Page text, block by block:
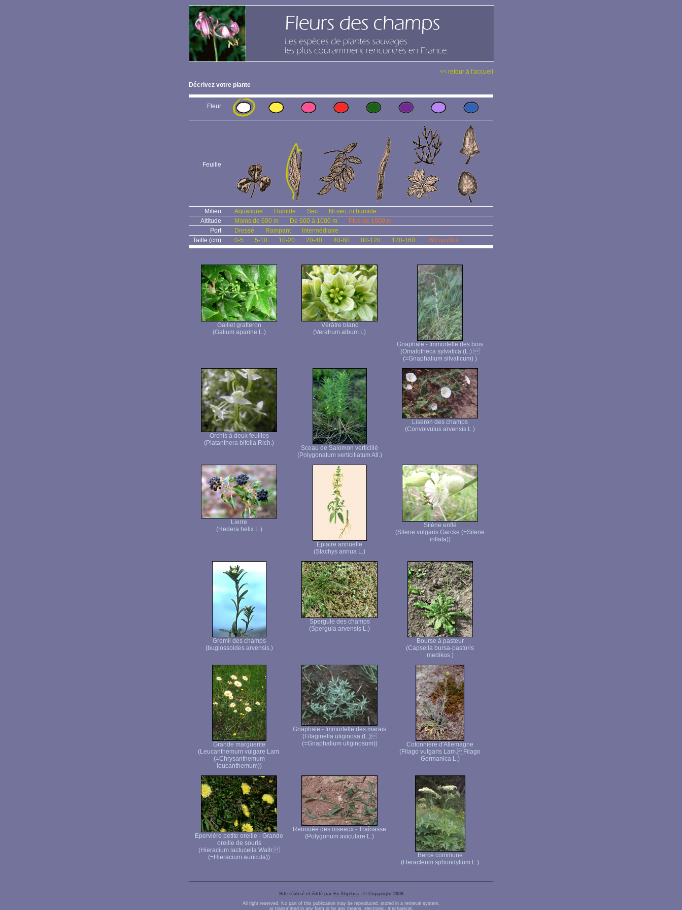
<< retour à l'accueil
Décrivez votre plante
Fleur
Feuille
Milieu Aquatique Humide Sec
Ni sec, ni humide
Altitude
Moins de 600 m De 600 à 1000 m
Plus de 1000 m
Port
Dressé Rampant
Intermédiaire
Taille (cm)
0-5 5-10 10-20 20-40 40-80 80-120 120-160 160 ou plus
Gaillet gratteron
(Galium aparine L.)
Vérâtre blanc
(Veratrum album L)
Gnaphale - Immortelle des bois
(Omalotheca sylvatica (L.)
(=Gnaphalium silvaticum) )
Orchis à deux feuilles
(Platanthera bifolia Rich.)
Sceau de Salomon verticillé
(Polygonatum verticillatum All.)
Liseron des champs
(Convolvulus arvensis L.)
Lierre
(Hedera helix L.)
Epiaire annuelle
(Stachys annua L.)
Silène enflé
(Silene vulgaris Garcke (=Silene
inflata))
Gremil des champs
(buglossoides arvensis.)
Spergule des champs
(Spergula arvensis L.)
Bourse à pasteur
(Capsella bursa-pastoris
medikus.)
Grande marguerite
(Leucanthemum vulgare Lam.
(=Chrysanthemum
leucanthemum))
Gnaphale - Immortelle des marais
(Filaginella uliginosa (L.)
(=Gnaphalium uliginosum))
Cotonnière d'Allemagne
(Filago vulgaris Lam. Filago
Germanica L.)
Epervière petite oreille - Grande
oreille de souris
(Hieracium lactucella Wallr.
(=Hieracium auricula))
Renouée des oiseaux - Traînasse
(Polygonum aviculare L.)
Berce commune
(Heracleum sphondylium L.)
Site réalisé et édité par Ex Algebra- © Copyright 2008
All right reserved. No part of this publication may be reproduced, stored in a retrieval system,
or transmitted in any form or by any means, electronic, mechanical,